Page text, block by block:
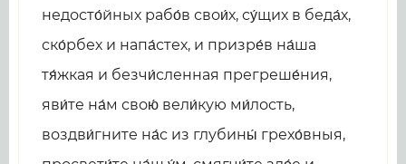
недосто́йных рабо́в свои́х, су́щих в беда́х,
ско́рбех и напа́стех, и призре́в на́ша
тя́жкая и безчи́сленная прегреше́ния,
яви́те на́м свою́ вели́кую ми́лость,
воздви́гните на́с из глубины́ грехо́вныя,